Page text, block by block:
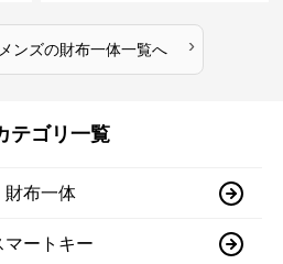
ンズの財布一体一覧へ ›
テゴリ一覧
財布一体
マートキー